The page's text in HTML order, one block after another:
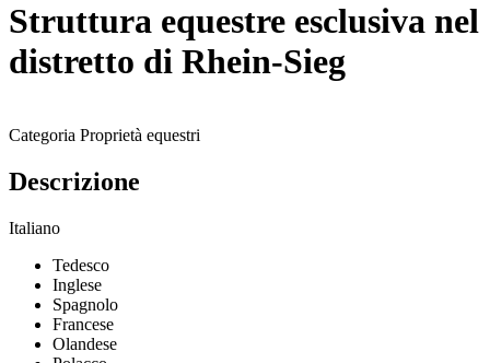
Struttura equestre esclusiva nel
distretto di Rhein-Sieg
Categoria Proprietà equestri
Descrizione
Italiano
Tedesco
Inglese
Spagnolo
Francese
Olandese